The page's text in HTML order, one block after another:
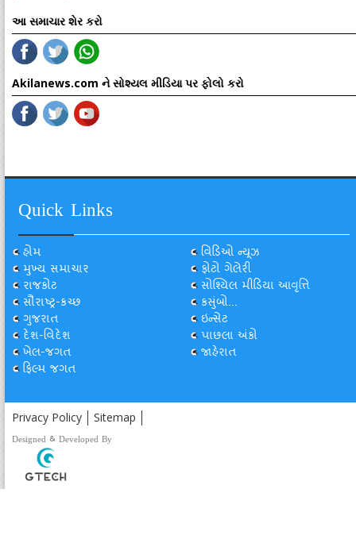
આ સમાચાર શેર કરો
Akilanews.com ને સોશ્યલ મીડિયા પર ફોલો કરો
Quick Links
હોમ
મુખ્ય સમાચાર
રાજકોટ
સૌરાષ્ટ્ર-કચ્છ
ગુજરાત
દેશ-વિદેશ
ખેલ-જગત
ફિલ્મ જગત
વિડિઓ ન્યૂઝ
ફોટો ગેલેરી
સોશ્યિલ મીડિયા આવૃત્તિ
કસુંબો...
ઇન્સેટ
પાછલા અંકો
જાહેરાત
Privacy Policy Sitemap
Designed & Developed By